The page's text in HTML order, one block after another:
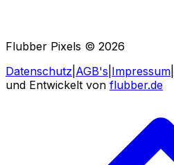
Flubber Pixels © 2026
Datenschutz AGB's Impressum
und Entwickelt von flubber.de